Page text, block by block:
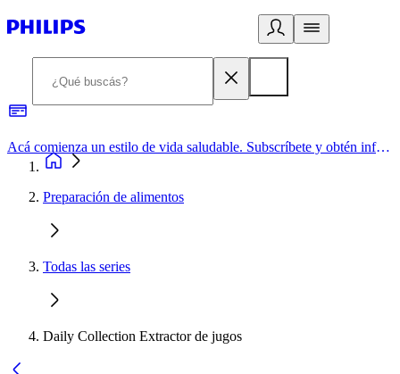
Acá comienza un estilo de vida saludable. Subscríbete y obtén información de primera mano
Preparación de alimentos
Todas las series
Daily Collection Extractor de jugos